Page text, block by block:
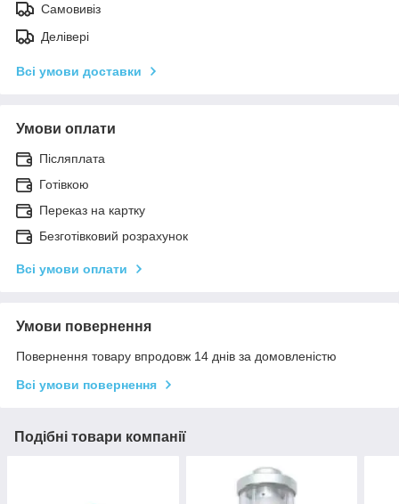
Самовивіз
Делівері
Всі умови доставки
Умови оплати
Післяплата
Готівкою
Переказ на картку
Безготівковий розрахунок
Всі умови оплати
Умови повернення
Повернення товару впродовж 14 днів за домовленістю
Всі умови повернення
Подібні товари компанії